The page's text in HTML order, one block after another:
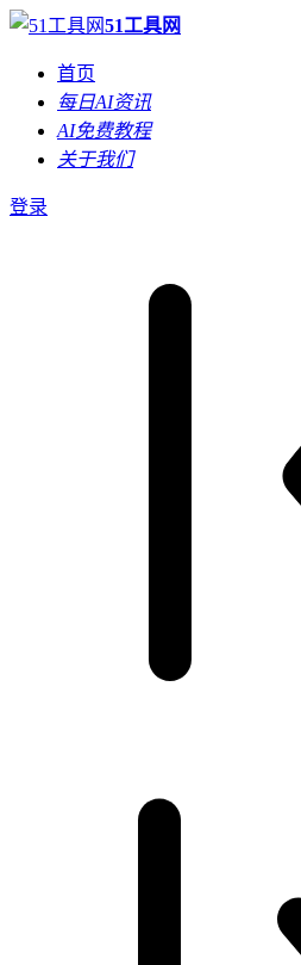
51工具网
首页
每日AI资讯
AI免费教程
关于我们
登录